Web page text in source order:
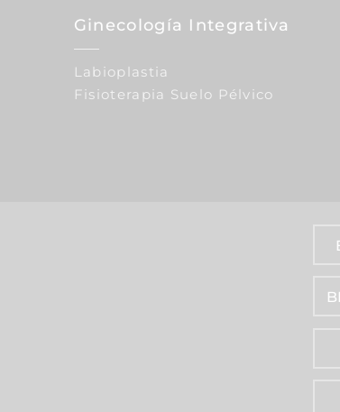
Ginecología Integrativa
Labioplastia
Fisioterapia Suelo Pélvico